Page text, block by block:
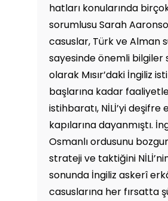
hatları konularında
sorumlusu Sarah
casuslar, Türk ve Alman
sayesinde önemli bilgiler
olarak Mısır’daki İngiliz
başlarına kadar
istihbaratı, NİLİ’yi
kapılarına dayanmıştı.
Osmanlı ordusunu
strateji ve taktiğini
sonunda İngiliz askerî
casuslarına her fırsatta